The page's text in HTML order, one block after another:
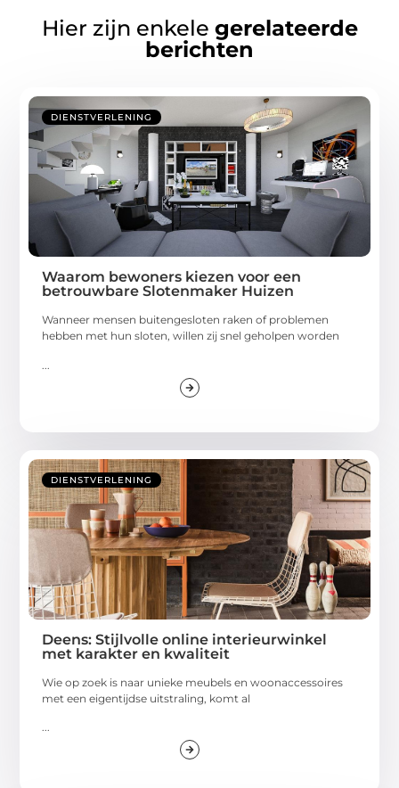
Hier zijn enkele gerelateerde
berichten
DIENSTVERLENING
Waarom bewoners kiezen voor een
betrouwbare Slotenmaker Huizen
Wanneer mensen buitengesloten raken of problemen
hebben met hun sloten, willen zij snel geholpen worden
DIENSTVERLENING
Deens: Stijlvolle online interieurwinkel
met karakter en kwaliteit
Wie op zoek is naar unieke meubels en woonaccessoires
met een eigentijdse uitstraling, komt al
...